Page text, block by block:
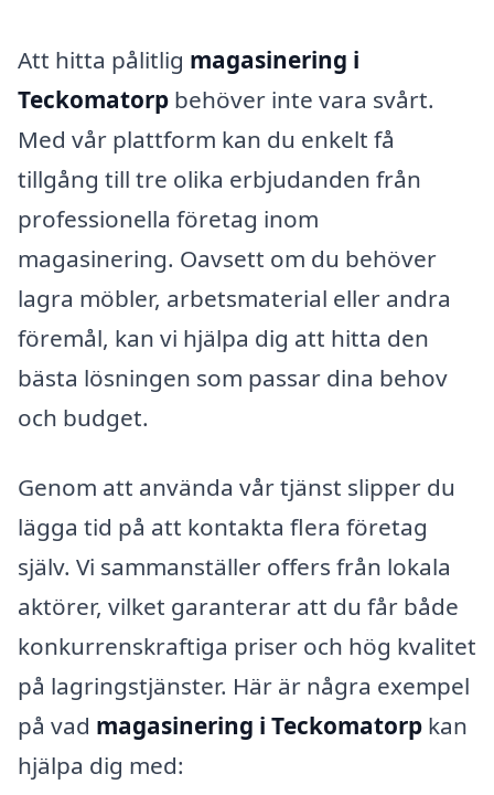
Att hitta pålitlig magasinering i
Teckomatorp behöver inte vara svårt.
Med vår plattform kan du enkelt få
tillgång till tre olika erbjudanden från
professionella företag inom
magasinering. Oavsett om du behöver
lagra möbler, arbetsmaterial eller andra
föremål, kan vi hjälpa dig att hitta den
bästa lösningen som passar dina behov
och budget.
Genom att använda vår tjänst slipper du
lägga tid på att kontakta flera företag
själv. Vi sammanställer offers från lokala
aktörer, vilket garanterar att du får både
konkurrenskraftiga priser och hög kvalitet
på lagringstjänster. Här är några exempel
på vad magasinering i Teckomatorp kan
hjälpa dig med: